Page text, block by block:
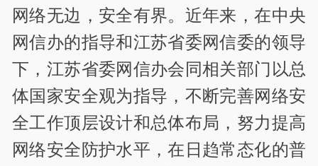
网络无边，安全有界。近年来，在中央
网信办的指导和江苏省委网信委的领导
下，江苏省委网信办会同相关部门以总
体国家安全观为指导，不断完善网络安
全工作顶层设计和总体布局，努力提高
网络安全防护水平，在日趋常态化的普